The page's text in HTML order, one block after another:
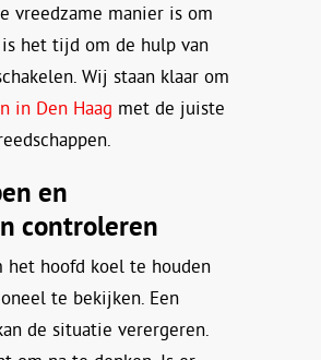
vreedzame manier is om
het tijd om de hulp van
Wij staan klaar om
in Den Haag met de juiste
en
controleren
het hoofd koel te houden
te bekijken. Een
de situatie verergeren.